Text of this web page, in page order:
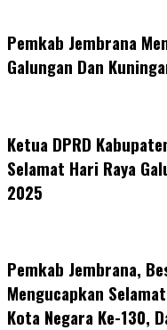
Pemkab Jembrana
Galungan Dan
Ketua DPRD
Selamat Hari Raya
2025
Pemkab Jembrana,
Mengucapkan
Kota Negara Ke-130,